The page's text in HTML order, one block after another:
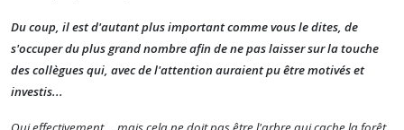
Du coup, il est d'autant plus important comme vous le dites, de
s'occuper du plus grand nombre afin de ne pas laisser sur la touche
des collègues qui, avec de l'attention auraient pu être motivés et
investis...